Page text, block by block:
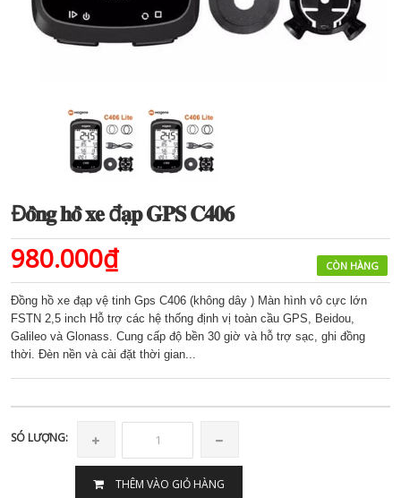
Đ𝐨̂̀𝐧𝐠 𝐡𝐨̂̀ 𝐱𝐞 đ𝐚̣𝐩 𝐆𝐏𝐒 𝐂𝟒𝟎𝟔
CÒN HÀNG
980.000₫
Đồng hồ xe đạp vệ tinh Gps C406 (không dây ) Màn hình vô cực lớn
FSTN 2,5 inch Hỗ trợ các hệ thống định vị toàn cầu GPS, Beidou,
Galileo và Glonass. Cung cấp độ bền 30 giờ và hỗ trợ sạc, ghi đồng
thời. Đèn nền và cài đặt thời gian...
SÓ LƯỢNG:
THÊM VÀO GIỎ HÀNG